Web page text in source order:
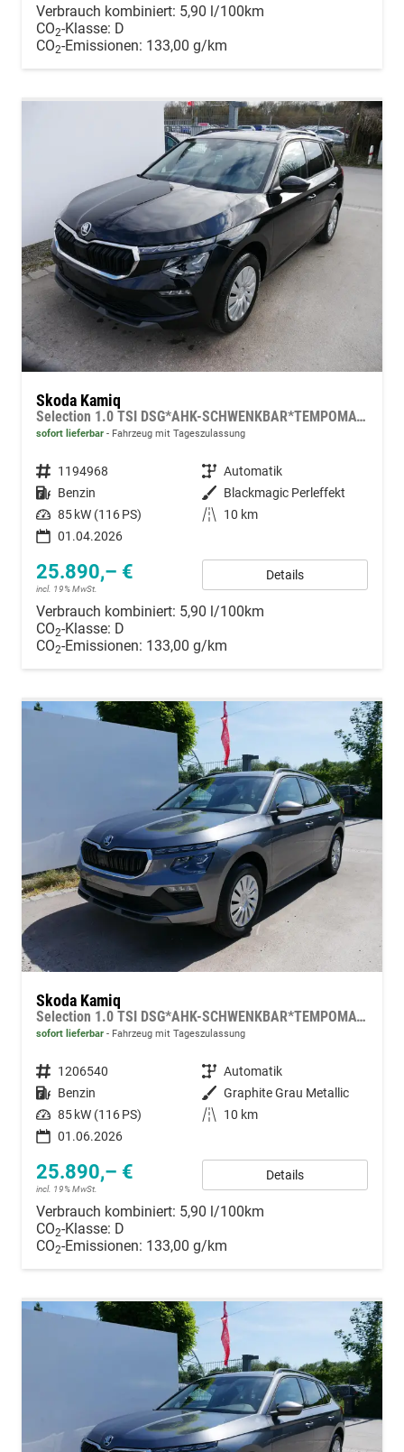
Verbrauch kombiniert: 5,90 l/100km
CO2-Klasse: D
CO2-Emissionen: 133,00 g/km
Skoda Kamiq
Selection 1.0 TSI DSG*AHK-SCHWENKBAR*TEMPOMAT*PDC-HINTEN*KEYLESS-GO*SHZ*
sofort lieferbar Fahrzeug mit Tageszulassung
Fahrzeugnummer 1194968 Getriebe Automatik
Kraftstoff Benzin Außenfarbe Blackmagic Perleffekt
Leistung 85 kW (116 PS) Kilometerstand
10 km
01.04.2026
25.890,– €
incl. 19% MwSt.
Details
Verbrauch kombiniert: 5,90 l/100km
CO2-Klasse: D
CO2-Emissionen: 133,00 g/km
Skoda Kamiq
Selection 1.0 TSI DSG*AHK-SCHWENKBAR*TEMPOMAT*PDC-HINTEN*KEYLESS-GO*SHZ*
sofort lieferbar Fahrzeug mit Tageszulassung
Fahrzeugnummer 1206540 Getriebe Automatik
Kraftstoff Benzin Außenfarbe Graphite Grau Metallic
Leistung 85 kW (116 PS) Kilometerstand
10 km
01.06.2026
25.890,– €
incl. 19% MwSt.
Details
Verbrauch kombiniert: 5,90 l/100km
CO2-Klasse: D
CO2-Emissionen: 133,00 g/km